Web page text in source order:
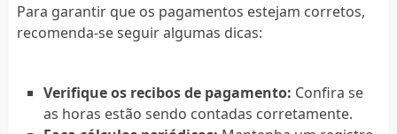
Para garantir que os pagamentos estejam corretos,
recomenda-se seguir algumas dicas:
Verifique os recibos de pagamento: Confira se
as horas estão sendo contadas corretamente.